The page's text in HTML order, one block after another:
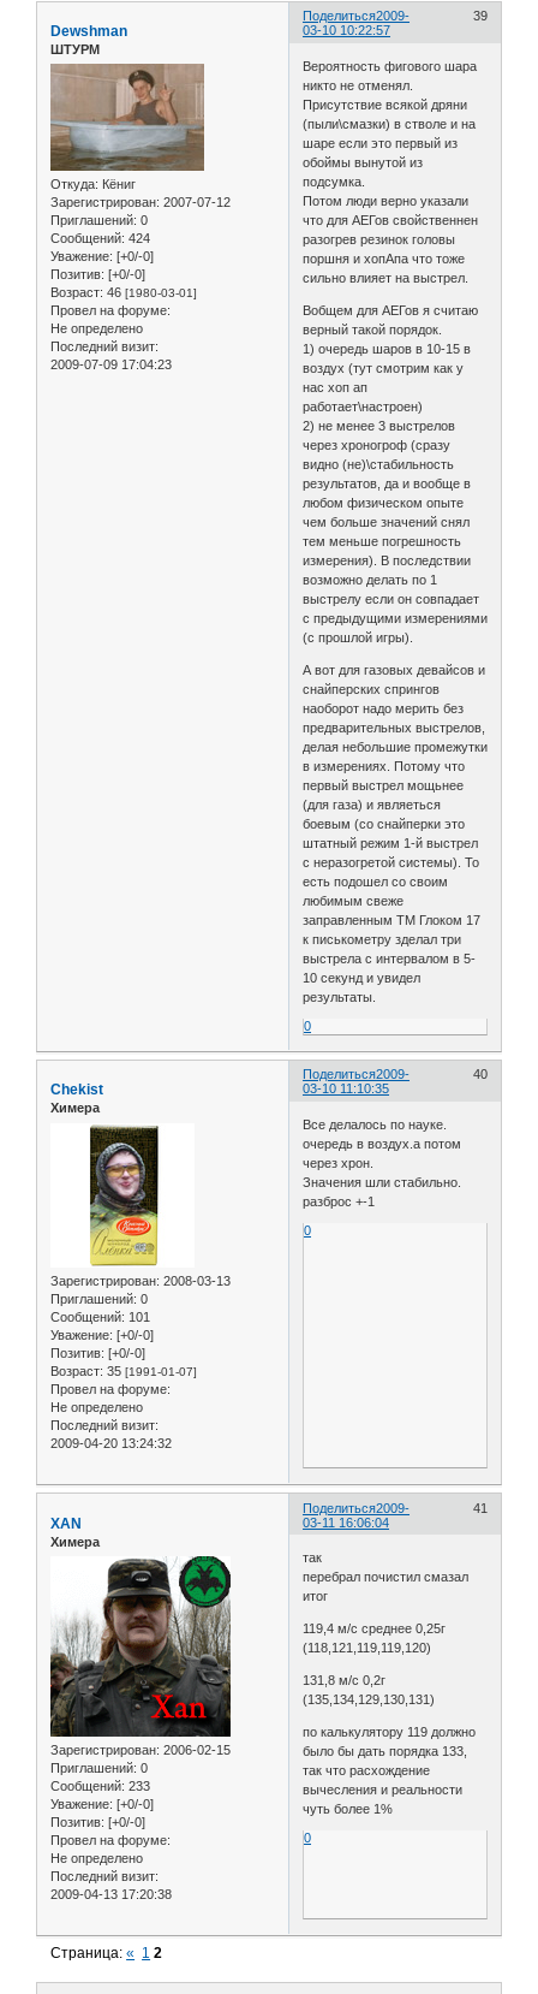
Поделиться 39
2009-
03-10 10:22:57
Dewshman
ШТУРМ
Откуда: Кёниг
Зарегистрирован: 2007-07-12
Приглашений: 0
Сообщений: 424
Уважение: [+0/-0]
Позитив: [+0/-0]
Возраст: 46 [1980-03-01]
Провел на форуме:
Не определено
Последний визит:
2009-07-09 17:04:23
Вероятность фигового шара
никто не отменял.
Присутствие всякой дряни
(пыли\смазки) в стволе и на
шаре если это первый из
обоймы вынутой из
подсумка.
Потом люди верно указали
что для АЕГов свойственнен
разогрев резинок головы
поршня и хопАпа что тоже
сильно влияет на выстрел.
Вобщем для АЕГов я считаю
верный такой порядок.
1) очередь шаров в 10-15 в
воздух (тут смотрим как у
нас хоп ап
работает\настроен)
2) не менее 3 выстрелов
через хроногроф (сразу
видно (не)\стабильность
результатов, да и вообще в
любом физическом опыте
чем больше значений снял
тем меньше погрешность
измерения). В последствии
возможно делать по 1
выстрелу если он совпадает
с предыдущими измерениями
(с прошлой игры).
А вот для газовых девайсов и
снайперских спрингов
наоборот надо мерить без
предварительных выстрелов,
делая небольшие промежутки
в измерениях. Потому что
первый выстрел мощьнее
(для газа) и являеться
боевым (со снайперки это
штатный режим 1-й выстрел
с неразогретой системы). То
есть подошел со своим
любимым свеже
заправленным ТМ Глоком 17
к писькометру зделал три
выстрела с интервалом в 5-
10 секунд и увидел
результаты.
0
Поделиться 40
2009-
03-10 11:10:35
Chekist
Химера
Зарегистрирован: 2008-03-13
Приглашений: 0
Сообщений: 101
Уважение: [+0/-0]
Позитив: [+0/-0]
Возраст: 35 [1991-01-07]
Провел на форуме:
Не определено
Последний визит:
2009-04-20 13:24:32
Все делалось по науке.
очередь в воздух.а потом
через хрон.
Значения шли стабильно.
разброс +-1
0
Поделиться 41
2009-
03-11 16:06:04
XAN
Химера
Зарегистрирован: 2006-02-15
Приглашений: 0
Сообщений: 233
Уважение: [+0/-0]
Позитив: [+0/-0]
Провел на форуме:
Не определено
Последний визит:
2009-04-13 17:20:38
так
перебрал почистил смазал
итог
119,4 м/с среднее 0,25г
(118,121,119,119,120)
131,8 м/с 0,2г
(135,134,129,130,131)
по калькулятору 119 должно
было бы дать порядка 133,
так что расхождение
вычесления и реальности
чуть более 1%
0
Страница:« 1 2